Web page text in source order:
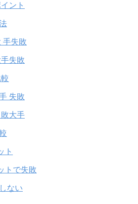
ント
手失敗
失敗
失敗
大手
ト
トで失敗
ない